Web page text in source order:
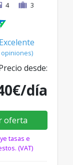
4 3
Excelente
opiniones)
desde:
día
oferta
tasas e
(VAT)